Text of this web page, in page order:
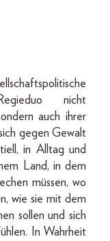
nicht
auch ihrer
gegen Gewalt
in Alltag und
Land, in dem
müssen, wo
wie sie mit dem
sollen und sich
In Wahrheit